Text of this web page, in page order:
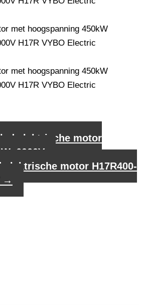
elektrische motor
6000V
elektrische motor H17R400-
→